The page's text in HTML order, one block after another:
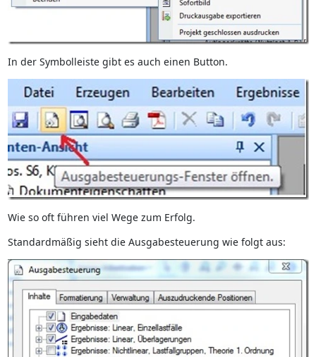
In der Symbolleiste gibt es auch einen Button.
Wie so oft führen viel Wege zum Erfolg.
Standardmäßig sieht die Ausgabesteuerung wie folgt aus: